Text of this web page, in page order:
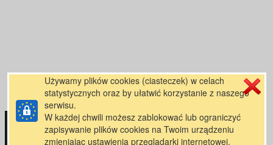
Używamy plików cookies (ciasteczek) w celach
statystycznych oraz by ułatwić korzystanie z naszego
serwisu.
W każdej chwili możesz zablokować lub ograniczyć
zapisywanie plików cookies na Twoim urządzeniu
zmieniając ustawienia przeglądarki internetowej.